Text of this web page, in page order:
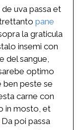
uva passa et
pane
la graticula
insemi con
del sangue,
optimo
ben peste se
carne con
in mosto, et
Da poi passa